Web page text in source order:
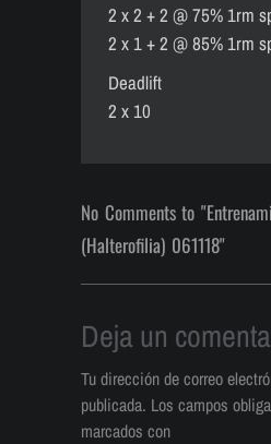
2 x 2 + 2 @ 75% 1rm
2 x 1 + 2 @ 85% 1rm
Deadlift
2 x 10
No Comments to
(Halterofilia) 061118"
Deja un
Tu dirección de correo
publicada. Los campos
marcados con